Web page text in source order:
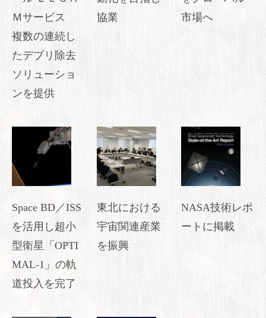
Ｍサービス
複数の連続し
たデブリ除去
ソリューショ
ンを提供
協業
市場へ
Space BD／ISS
を活用し超小
型衛星「OPTI
MAL-1」の軌
道投入を完了
東北における
宇宙関連産業
を振興
NASA技術レポ
ートに掲載